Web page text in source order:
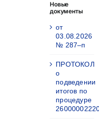
Новые
документы
от
03.08.2026
№ 287–п
ПРОТОКОЛ
о
подведении
итогов по
процедуре